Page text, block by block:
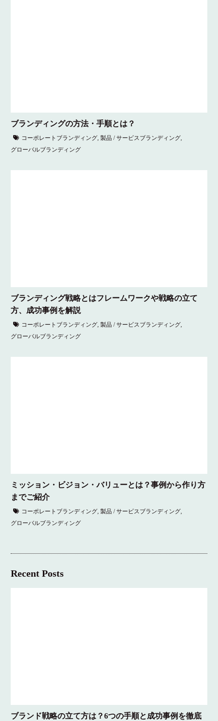
ブランディングの方法・手順とは？
コーポレートブランディング,製品 / サービスブランディング,
グローバルブランディング
ブランディング戦略とはフレームワークや戦略の立て
方、成功事例を解説
コーポレートブランディング,製品 / サービスブランディング,
グローバルブランディング
ミッション・ビジョン・バリューとは？事例から作り方
までご紹介
コーポレートブランディング,製品 / サービスブランディング,
グローバルブランディング
Recent Posts
ブランド戦略の立て方は？6つの手順と成功事例を徹底